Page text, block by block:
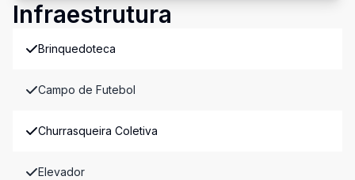
Infraestrutura
Brinquedoteca
Campo de Futebol
Churrasqueira Coletiva
Elevador